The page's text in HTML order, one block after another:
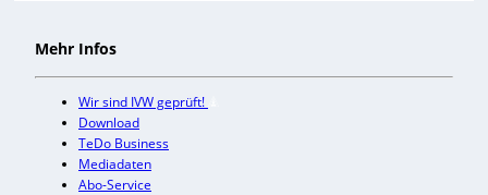
Mehr Infos
Wir sind IVW geprüft!
Download
TeDo Business
Mediadaten
Abo-Service